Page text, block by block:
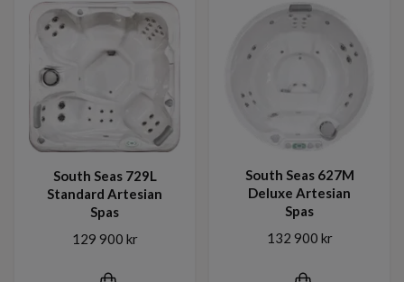
South Seas 729L
Standard Artesian
Spas
129 900 kr
South Seas 627M
Deluxe Artesian
Spas
132 900 kr